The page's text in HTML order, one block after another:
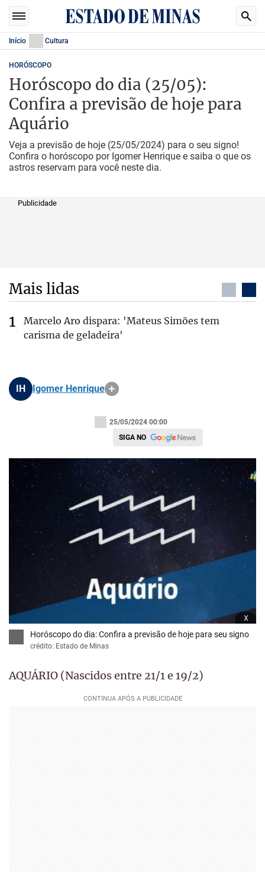
Início Cultura
HORÓSCOPO
Horóscopo do dia (25/05):
Confira a previsão de hoje para
Aquário
Veja a previsão de hoje (25/05/2024) para o seu signo!
Confira o horóscopo por Igomer Henrique e saiba o que os
astros reservam para você neste dia.
Publicidade
Mais lidas
Marcelo Aro dispara: 'Mateus Simões tem
carisma de geladeira'
IH Igomer Henrique
25/05/2024 00:00
SIGA NO
x
Horóscopo do dia: Confira a previsão de hoje para seu signo
crédito: Estado de Minas
AQUÁRIO (Nascidos entre 21/1 e 19/2)